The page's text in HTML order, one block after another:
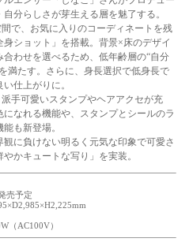
分らしさが芽生える層を魅了する。
で、お気に入りのコーディネートを残
身ショット」を搭載。背景×床のデザイ
合わせを選べるため、低年齢層の“自分
満たす。さらに、身長選択で低身長で
仕上がりに。
手可愛いスタンプやヘアアクセが充
になれる機能や、スタンプとシールのラ
も新登場。
に負けない明るく元気な印象で可愛さ
かキュートな写り」を実装。
売予定
（AC100V）